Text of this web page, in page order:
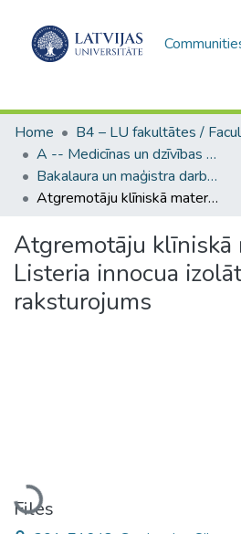
Home
A -- Medicīnas un dzīvības zinātņu fakultāte / Faculty of Medicine and Life Sciences
Bakalaura un maģistra darbi (MDZF) / Bachelor's and Master's theses
Atgremotāju klīniskā materiāla Listeria innocua izolātu ģenētiskais raksturojums
Atgremotāju klīniskā
Listeria innocua
raksturojums
Loading...
Files